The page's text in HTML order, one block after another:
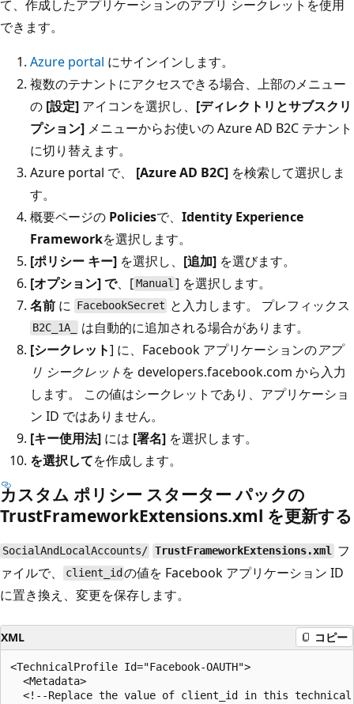
て、作成したアプリケーションのアプリ シークレットを使用
できます。
Azure portal にサインインします。
複数のテナントにアクセスできる場合、上部のメニュー
の [設定] アイコンを選択し、 [ディレクトリとサブスクリ
プション] メニューからお使いの Azure AD B2C テナント
に切り替えます。
Azure portal で、 [Azure AD B2C] を検索して選択しま
す。
概要ページの Policiesで、 Identity Experience
Frameworkを選択します。
[ポリシー キー] を選択し、 [追加] を選びます。
[オプション] で、[Manual ] を選択します。
名前 に FacebookSecret と入力します。 プレフィックス
B2C_1A_
は自動的に追加される場合があります。
[シークレット] に、Facebook アプリケーションのアプ
リ シークレット を developers.facebook.com から入力
します。 この値はシークレットであり、アプリケーショ
ン ID ではありません。
[キー使用法] には [署名] を選択します。
を選択してを作成します。
カスタム ポリシー スターター パックの
TrustFrameworkExtensions.xml を更新する
SocialAndLocalAccounts/ TrustFrameworkExtensions.xml フ
ァイルで、
client_id の値を Facebook アプリケーション ID
に置き換え、変更を保存します。
XML コピー
<TechnicalProfile Id="Facebook-OAUTH">
  <Metadata>
<!--Replace the value of client_id in this